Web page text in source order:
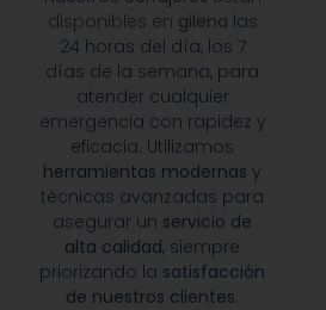
disponibles en gilena las
24 horas del día, los 7
días de la semana, para
atender cualquier
emergencia con rapidez y
eficacia. Utilizamos
herramientas modernas y
técnicas avanzadas para
asegurar un servicio de
alta calidad, siempre
priorizando la satisfacción
de nuestros clientes.